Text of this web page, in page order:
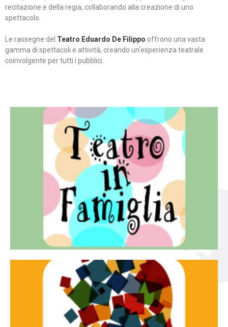
recitazione e della regia, collaborando alla creazione di uno
spettacolo.
Le rassegne del Teatro Eduardo De Filippo offrono una vasta
gamma di spettacoli e attività, creando un’esperienza teatrale
coinvolgente per tutti i pubblici.
Teatro in famiglia
Teatro In Famiglia è una rassegna di teatro concepita
per far condividere e godere del teatro all’intera
famiglia.
Continua
Continua